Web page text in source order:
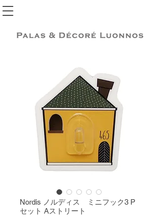
Nordis ノルディス ミニフック3 P
セット Aストリート